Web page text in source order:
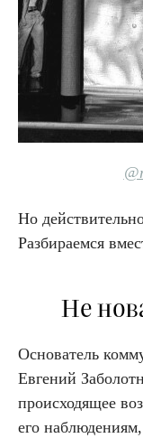
Но
Разбираемся
Не
Основатель
Евгений
происходящее
его